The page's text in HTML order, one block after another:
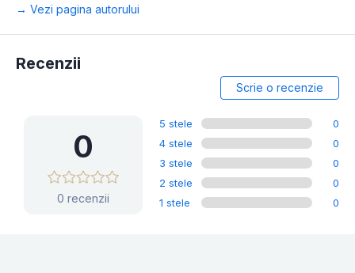
→ Vezi pagina autorului
Recenzii
Scrie o recenzie
0
0 recenzii
5 stele
0
4 stele
0
3 stele
0
2 stele
0
1 stele
0